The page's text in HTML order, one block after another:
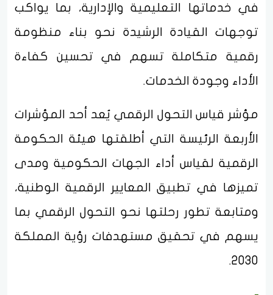
في خدماتها التعليمية والإدارية، بما يواكب
توجهات القيادة الرشيدة نحو بناء منظومة
رقمية متكاملة تسهم في تحسين كفاءة
الأداء وجودة الخدمات.
مؤشر قياس التحول الرقمي يُعد أحد المؤشرات
الأربعة الرئيسة التي أطلقتها هيئة الحكومة
الرقمية لقياس أداء الجهات الحكومية ومدى
تميزها في تطبيق المعايير الرقمية الوطنية،
ومتابعة تطور رحلتها نحو التحول الرقمي بما
يسهم في تحقيق مستهدفات رؤية المملكة
2030.